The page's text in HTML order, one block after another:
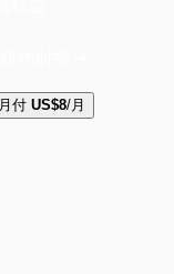
月付 US$8/月